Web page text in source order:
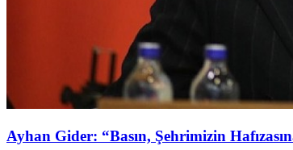
Ayhan Gider: “Basın, Şehrimizin